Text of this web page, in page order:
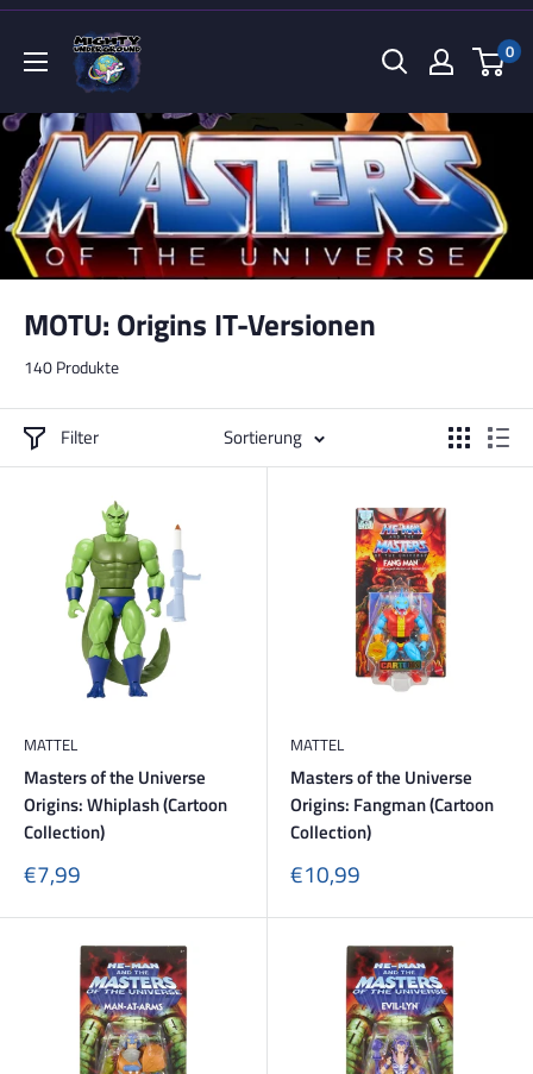
Direkt
zum
Mighty
Underground
0
MOTU: Origins IT-Versionen
140 Produkte
Filter Sortierung
MATTEL
Masters of the Universe
Origins: Whiplash (Cartoon
Collection)
Sonderpreis
€7,99
MATTEL
Masters of the Universe
Origins: Fangman (Cartoon
Collection)
Sonderpreis
€10,99